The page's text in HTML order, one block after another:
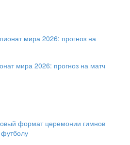
мира 2026: прогноз на матч